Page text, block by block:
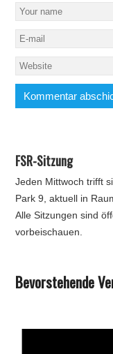
FSR-Sitzung
Jeden Mittwoch trifft
Park 9, aktuell in
Alle Sitzungen sind
vorbeischauen.
Bevorstehende